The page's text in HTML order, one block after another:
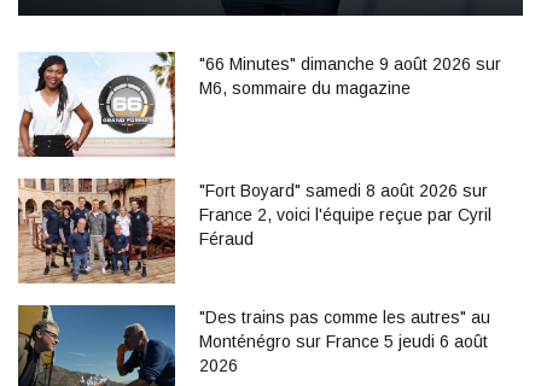
"66 Minutes" dimanche 9 août 2026 sur
M6, sommaire du magazine
"Fort Boyard" samedi 8 août 2026 sur
France 2, voici l'équipe reçue par Cyril
Féraud
"Des trains pas comme les autres" au
Monténégro sur France 5 jeudi 6 août
2026